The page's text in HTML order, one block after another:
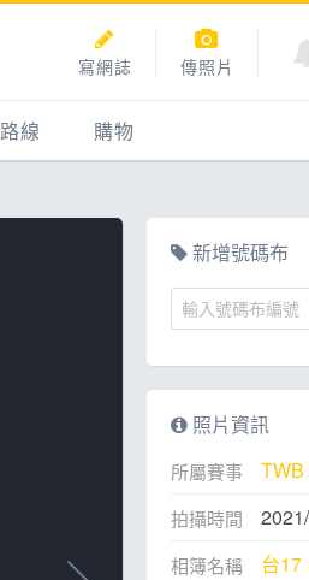
寫網誌 傳照片
路線 購物
點數商城
新增號碼布
照片資訊
所屬賽事 TWB
拍攝時間
相簿名稱 台17